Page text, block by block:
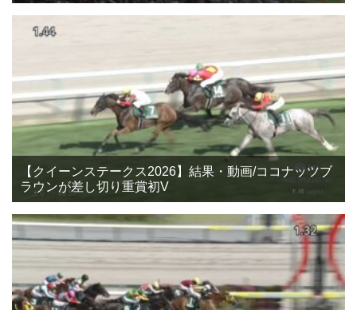
【クイーンステークス2026】結果・動画/ココナッツブ
ラウンが差し切り重賞初V